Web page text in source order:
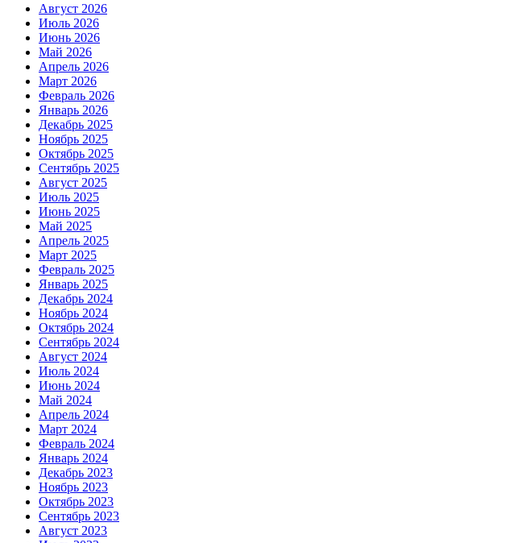
Август 2026
Июль 2026
Июнь 2026
Май 2026
Апрель 2026
Март 2026
Февраль 2026
Январь 2026
Декабрь 2025
Ноябрь 2025
Октябрь 2025
Сентябрь 2025
Август 2025
Июль 2025
Июнь 2025
Май 2025
Апрель 2025
Март 2025
Февраль 2025
Январь 2025
Декабрь 2024
Ноябрь 2024
Октябрь 2024
Сентябрь 2024
Август 2024
Июль 2024
Июнь 2024
Май 2024
Апрель 2024
Март 2024
Февраль 2024
Январь 2024
Декабрь 2023
Ноябрь 2023
Октябрь 2023
Сентябрь 2023
Август 2023